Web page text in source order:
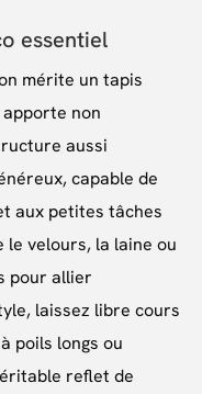
essentiel
mérite un tapis
non
aussi
capable de
aux petites tâches
le velours, la laine ou
pour allier
laissez libre cours
poils longs ou
reflet de